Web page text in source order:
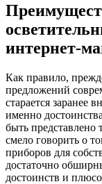
интернет-
Как правило,
предложений
старается заранее
именно
быть
смело говорить о
приборов для
достаточно
достоинств и